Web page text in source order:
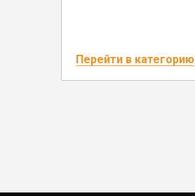
Перейти в категорию